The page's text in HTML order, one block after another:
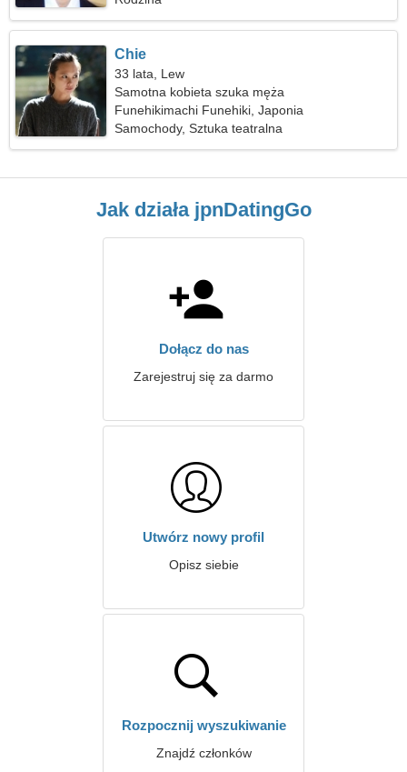
Chie
33 lata, Lew
Samotna kobieta szuka męża
Funehikimachi Funehiki, Japonia
Samochody, Sztuka teatralna
Jak działa jpnDatingGo
Dołącz do nas
Zarejestruj się za darmo
Utwórz nowy profil
Opisz siebie
Rozpocznij wyszukiwanie
Znajdź członków